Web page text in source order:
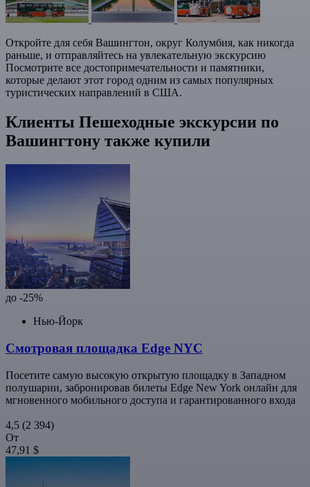
Откройте для себя Вашингтон, округ Колумбия, как никогда
раньше, и отправляйтесь на увлекательную экскурсию
Посмотрите все достопримечательности и памятники,
которые делают этот город одним из самых популярных
туристических направлений в США.
Клиенты Пешеходные экскурсии по
Вашингтону также купили
до -25%
Нью-Йорк
Смотровая площадка Edge NYC
Посетите самую высокую открытую площадку в Западном
полушарии, забронировав билеты Edge New York онлайн для
мгновенного мобильного доступа и гарантированного входа
4,5 (2 394)
От
47,91 $